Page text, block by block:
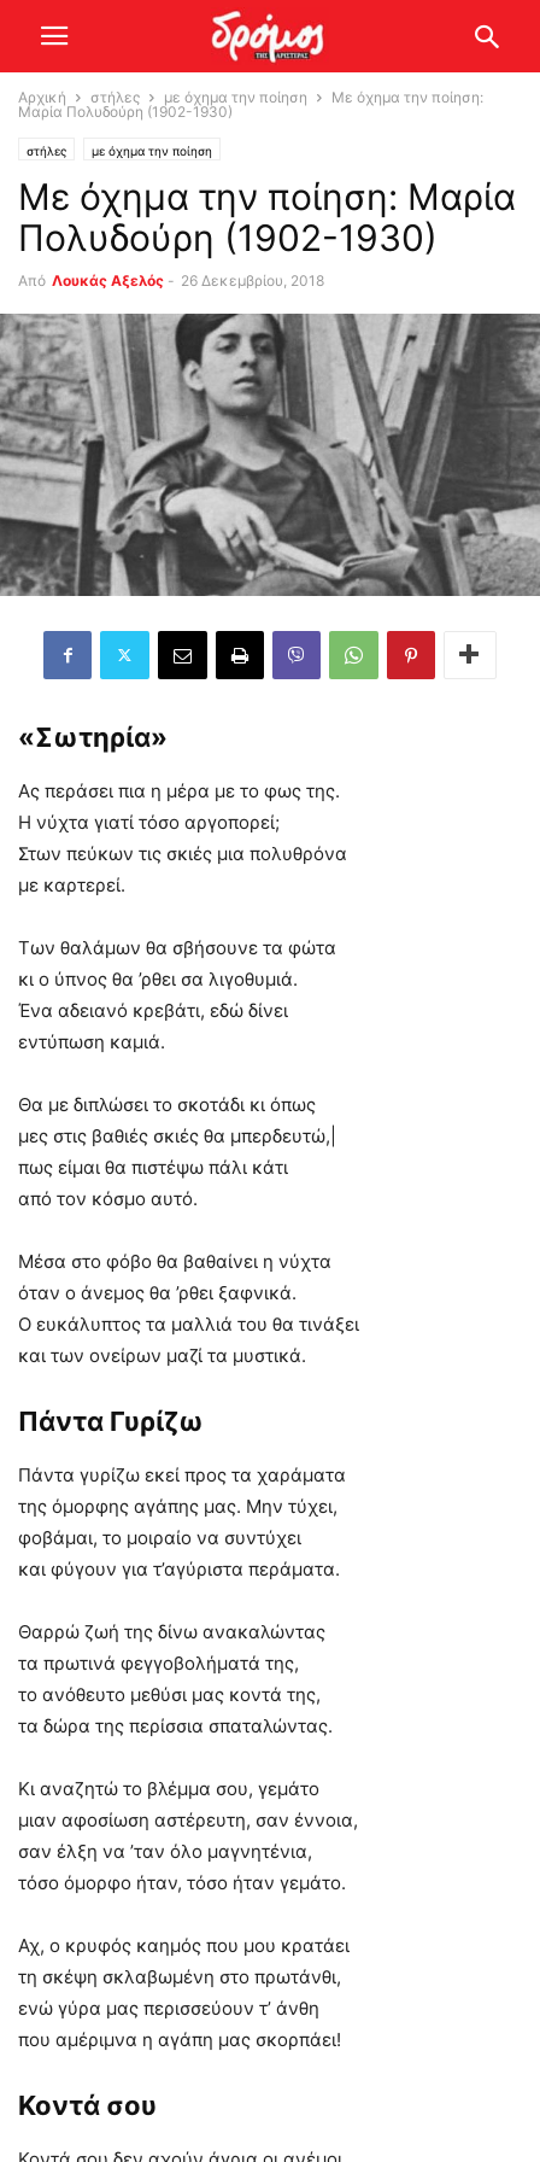
Αρχική στήλες με όχημα την ποίηση
Με όχημα την ποίηση:
Μαρία Πολυδούρη (1902-1930)
στήλες με όχημα την ποίηση
Με όχημα την ποίηση: Μαρία
Πολυδούρη (1902-1930)
Από Λουκάς Αξελός - 26 Δεκεμβρίου, 2018
«Σωτηρία»
Ας περάσει πια η μέρα με το φως της.
Η νύχτα γιατί τόσο αργοπορεί;
Στων πεύκων τις σκιές μια πολυθρόνα
με καρτερεί.
Των θαλάμων θα σβήσουνε τα φώτα
κι ο ύπνος θα ’ρθει σα λιγοθυμιά.
Ένα αδειανό κρεβάτι, εδώ δίνει
εντύπωση καμιά.
Θα με διπλώσει το σκοτάδι κι όπως
μες στις βαθιές σκιές θα μπερδευτώ,|
πως είμαι θα πιστέψω πάλι κάτι
από τον κόσμο αυτό.
Μέσα στο φόβο θα βαθαίνει η νύχτα
όταν ο άνεμος θα ’ρθει ξαφνικά.
Ο ευκάλυπτος τα μαλλιά του θα τινάξει
και των ονείρων μαζί τα μυστικά.
Πάντα Γυρίζω
Πάντα γυρίζω εκεί προς τα χαράματα
της όμορφης αγάπης μας. Μην τύχει,
φοβάμαι, το μοιραίο να συντύχει
και φύγουν για τ’αγύριστα περάματα.
Θαρρώ ζωή της δίνω ανακαλώντας
τα πρωτινά φεγγοβολήματά της,
το ανόθευτο μεθύσι μας κοντά της,
τα δώρα της περίσσια σπαταλώντας.
Κι αναζητώ το βλέμμα σου, γεμάτο
μιαν αφοσίωση αστέρευτη, σαν έννοια,
σαν έλξη να ’ταν όλο μαγνητένια,
τόσο όμορφο ήταν, τόσο ήταν γεμάτο.
Αχ, ο κρυφός καημός που μου κρατάει
τη σκέψη σκλαβωμένη στο πρωτάνθι,
ενώ γύρα μας περισσεύουν τ’ άνθη
που αμέριμνα η αγάπη μας σκορπάει!
Κοντά σου